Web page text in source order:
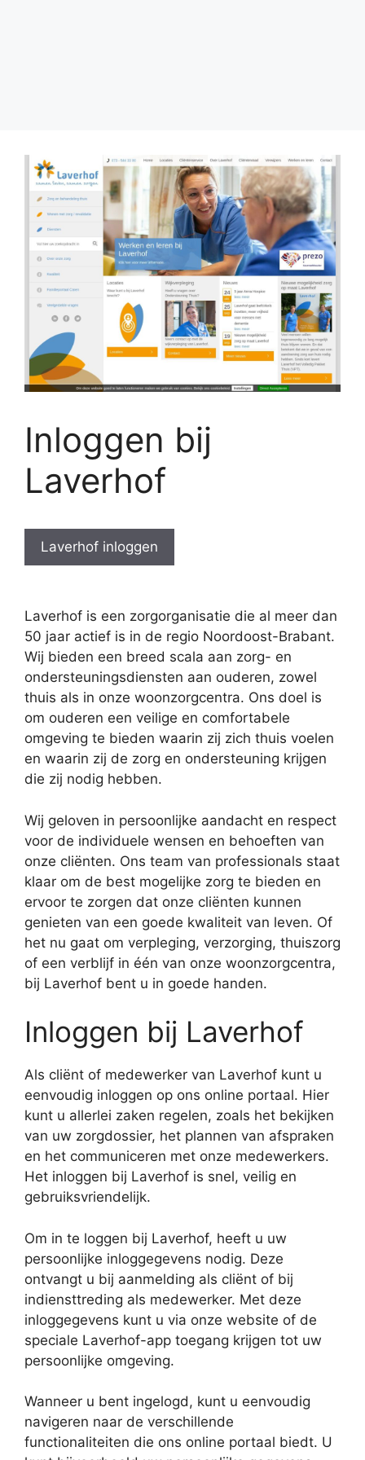
Inloggen bij
Laverhof
Laverhof inloggen
Laverhof is een zorgorganisatie die al meer dan
50 jaar actief is in de regio Noordoost-Brabant.
Wij bieden een breed scala aan zorg- en
ondersteuningsdiensten aan ouderen, zowel
thuis als in onze woonzorgcentra. Ons doel is
om ouderen een veilige en comfortabele
omgeving te bieden waarin zij zich thuis voelen
en waarin zij de zorg en ondersteuning krijgen
die zij nodig hebben.
Wij geloven in persoonlijke aandacht en respect
voor de individuele wensen en behoeften van
onze cliënten. Ons team van professionals staat
klaar om de best mogelijke zorg te bieden en
ervoor te zorgen dat onze cliënten kunnen
genieten van een goede kwaliteit van leven. Of
het nu gaat om verpleging, verzorging, thuiszorg
of een verblijf in één van onze woonzorgcentra,
bij Laverhof bent u in goede handen.
Inloggen bij Laverhof
Als cliënt of medewerker van Laverhof kunt u
eenvoudig inloggen op ons online portaal. Hier
kunt u allerlei zaken regelen, zoals het bekijken
van uw zorgdossier, het plannen van afspraken
en het communiceren met onze medewerkers.
Het inloggen bij Laverhof is snel, veilig en
gebruiksvriendelijk.
Om in te loggen bij Laverhof, heeft u uw
persoonlijke inloggegevens nodig. Deze
ontvangt u bij aanmelding als cliënt of bij
indiensttreding als medewerker. Met deze
inloggegevens kunt u via onze website of de
speciale Laverhof-app toegang krijgen tot uw
persoonlijke omgeving.
Wanneer u bent ingelogd, kunt u eenvoudig
navigeren naar de verschillende
functionaliteiten die ons online portaal biedt. U